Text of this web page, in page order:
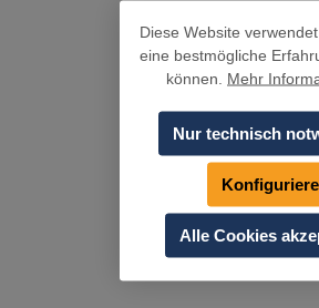
Diese Website
eine bestmögliche
können. Mehr
Nur technisch
Alle Cookies